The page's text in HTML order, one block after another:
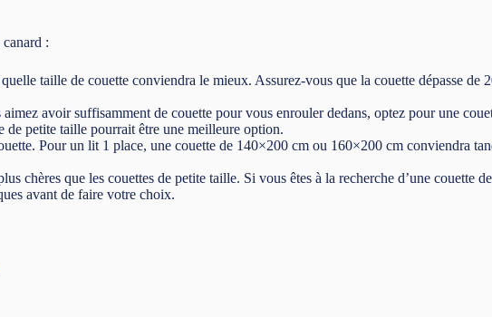
:
taille de couette conviendra le mieux. Assurez-vous que la couette dépasse de
avoir suffisamment de couette pour vous enrouler dedans, optez pour une
de petite taille pourrait être une meilleure option.
Pour un lit 1 place, une couette de 140×200 cm ou 160×200 cm conviendra
chères que les couettes de petite taille. Si vous êtes à la recherche d’une couette
avant de faire votre choix.